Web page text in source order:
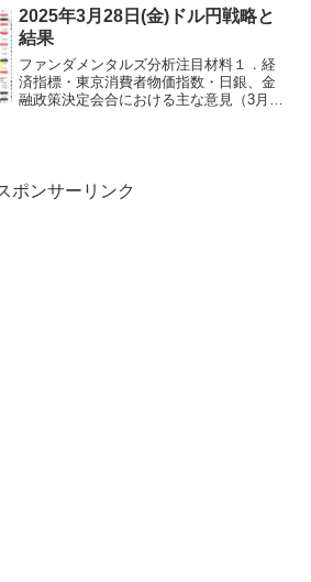
選候補者第１回テレビ討論会ハリス氏と
トランプ...
2025年3月28日(金)ドル円戦略と
結果
ファンダメンタルズ分析注目材料１．経
済指標・東京消費者物価指数・日銀、金
融政策決定会合における主な意見（3月
ポンサーリンク